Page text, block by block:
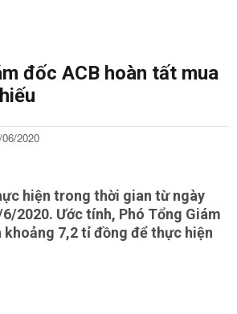
đốc ACB hoàn tất mua
2020
hiện trong thời gian từ ngày
2020. Ước tính, Phó Tổng Giám
khoảng 7,2 tỉ đồng để thực hiện